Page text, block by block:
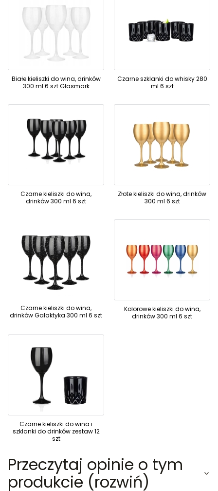
Białe kieliszki do wina, drinków
300 ml 6 szt Glasmark
Czarne szklanki do whisky 280
ml 6 szt
Czarne kieliszki do wina,
drinków 300 ml 6 szt
Złote kieliszki do wina, drinków
300 ml 6 szt
Czarne kieliszki do wina,
drinków Galaktyka 300 ml 6 szt
Kolorowe kieliszki do wina,
drinków 300 ml 6 szt
Czarne kieliszki do wina i
szklanki do drinków zestaw 12
szt
Przeczytaj opinie o tym
produkcie (rozwiń)